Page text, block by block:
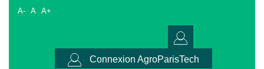
A- A A+
Connexion AgroParisTech